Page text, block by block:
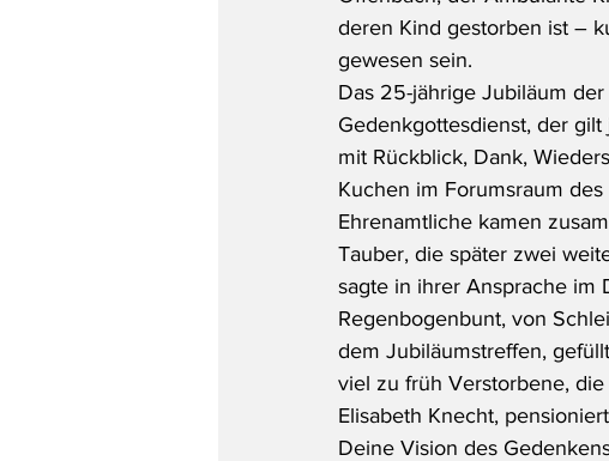
deren Kind gestorben ist –
gewesen sein.
Das 25-jährige Jubiläum
Gedenkgottesdienst, der
mit Rückblick, Dank,
Kuchen im Forumsraum
Ehrenamtliche kamen
Tauber, die später zwei
sagte in ihrer Ansprache im
Regenbogenbunt, von
dem Jubiläumstreffen,
viel zu früh Verstorbene,
Elisabeth Knecht,
Deine Vision des